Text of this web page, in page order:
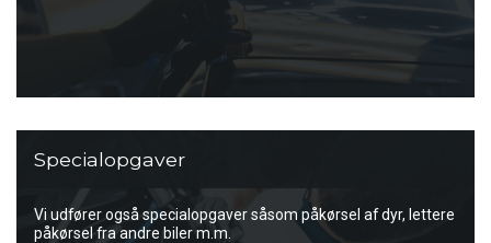
Specialopgaver
Vi udfører også specialopgaver såsom påkørsel af dyr, lettere
påkørsel fra andre biler m.m.